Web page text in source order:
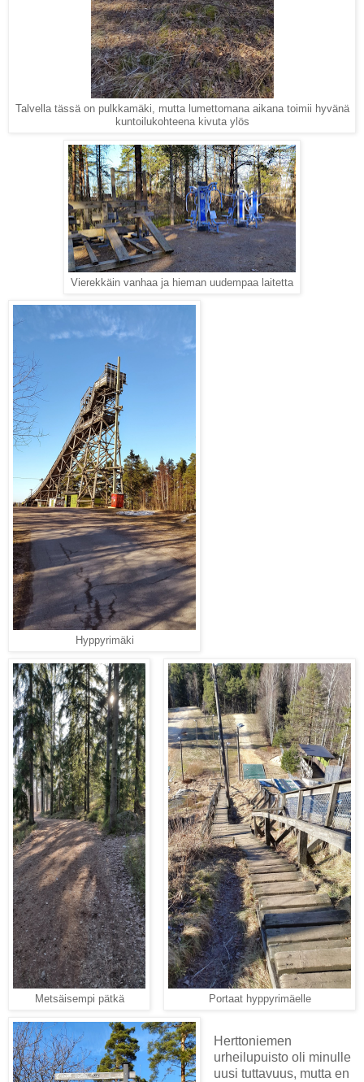
Talvella tässä on pulkkamäki, mutta lumettomana aikana toimii hyvänä
kuntoilukohteena kivuta ylös
Vierekkäin vanhaa ja hieman uudempaa laitetta
Hyppyrimäki
Portaat hyppyrimäelle
Metsäisempi pätkä
Herttoniemen
urheilupuisto oli minulle
uusi tuttavuus, mutta en